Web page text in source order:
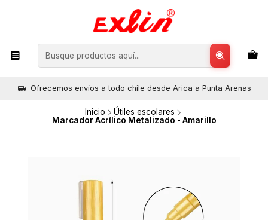
Ofrecemos envíos a todo chile desde Arica a Punta Arenas
Inicio
Útiles escolares
Marcador Acrílico Metalizado - Amarillo